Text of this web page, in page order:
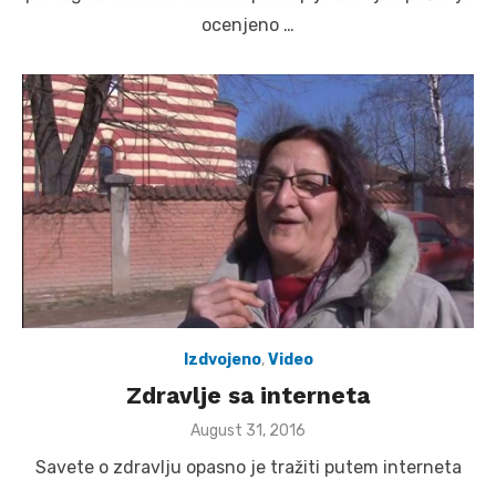
ocenjeno …
Izdvojeno,Video
Zdravlje sa interneta
Posted
August 31, 2016
Savete o zdravlju opasno je tražiti putem interneta